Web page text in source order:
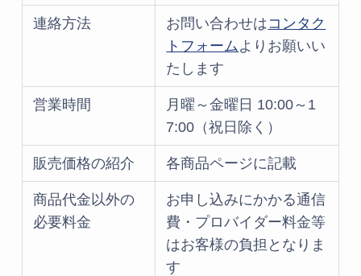
連絡方法 お問い合わせはコンタク
トフォーム よりお願いい
たします
営業時間
月曜～金曜日 10:00～1
7:00（祝日除く）
販売価格の紹介 各商品ページに記載
商品代金以外の
必要料金
お申し込みにかかる通信
費・プロバイダー料金等
はお客様の負担となりま
す